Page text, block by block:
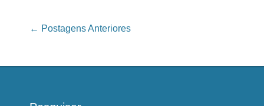
Navegação das Postagens
← Postagens Anteriores